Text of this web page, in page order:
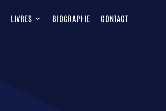
LIVRES BIOGRAPHIE CONTACT